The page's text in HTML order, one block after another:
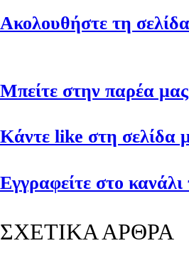
Ακολουθήστε τη
Μπείτε στην παρέα
Κάντε like στη σελίδα
Εγγραφείτε στο
ΣΧΕΤΙΚΑ ΑΡΘΡΑ